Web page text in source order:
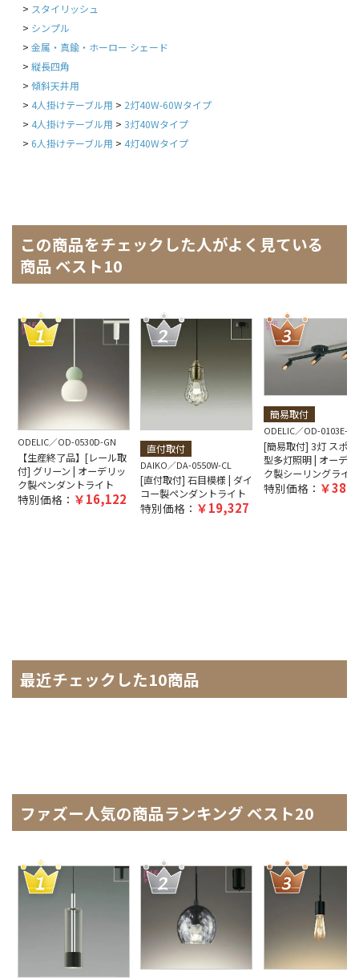
スタイリッシュ
シンプル
金属・真鍮・ホーロー シェード
縦長四角
傾斜天井用
4人掛けテーブル用
2灯40W-60Wタイプ
4人掛けテーブル用
3灯40Wタイプ
6人掛けテーブル用
4灯40Wタイプ
この商品をチェックした人がよく見ている
商品 ベスト10
ODELIC OD-0530D-GN
【生産終了品】[レール取
付] グリーン | オーデリッ
ク製ペンダントライト
特別価格： 16,122
直付取付
DAIKO DA-0550W-CL
[直付取付] 石目模様 | ダイ
コー製ペンダントライト
特別価格： 19,327
簡易取付
ODELIC OD-0103E-BK
[簡易取付] 3灯 スポ
型多灯照明 | オーデ
ク製シーリングライト
特別価格：
最近チェックした10商品
ファズー人気の商品ランキング ベスト20